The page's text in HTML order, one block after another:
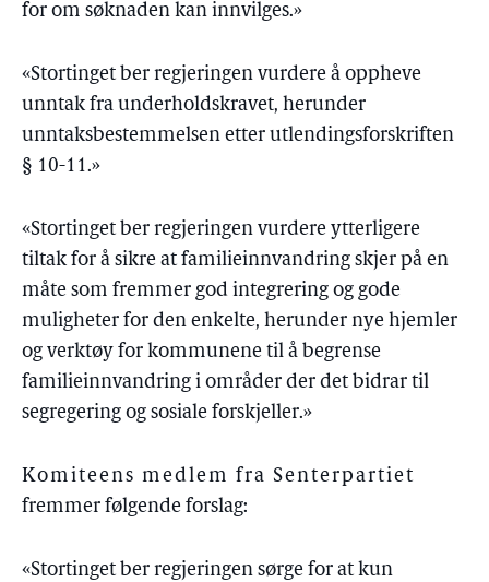
for om søknaden kan innvilges.»
«Stortinget ber regjeringen vurdere å oppheve
unntak fra underholdskravet, herunder
unntaksbestemmelsen etter utlendingsforskriften
§ 10-11.»
«Stortinget ber regjeringen vurdere ytterligere
tiltak for å sikre at familieinnvandring skjer på en
måte som fremmer god integrering og gode
muligheter for den enkelte, herunder nye hjemler
og verktøy for kommunene til å begrense
familieinnvandring i områder der det bidrar til
segregering og sosiale forskjeller.»
Komiteens medlem fra Senterpartiet
fremmer følgende forslag:
«Stortinget ber regjeringen sørge for at kun